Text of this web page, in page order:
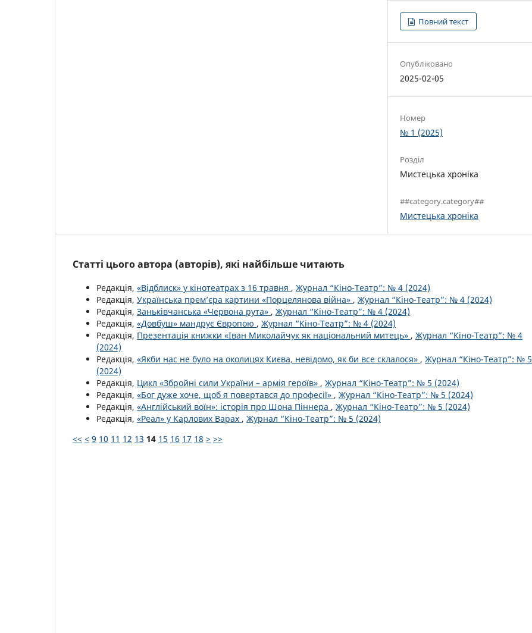
Повний текст
Опубліковано
2025-02-05
Номер
№ 1 (2025)
Розділ
Мистецька хроніка
##category.category##
Мистецька хроніка
Статті цього автора (авторів), які найбільше читають
Редакція, «Відблиск» у кінотеатрах з 16 травня , Журнал “Кіно-Театр”: № 4 (2024)
Редакція, Українська прем’єра картини «Порцелянова війна» , Журнал “Кіно-Театр”: № 4 (2024)
Редакція, Заньківчанська «Червона рута» , Журнал “Кіно-Театр”: № 4 (2024)
Редакція, «Довбуш» мандрує Європою , Журнал “Кіно-Театр”: № 4 (2024)
Редакція, Презентація книжки «Іван Миколайчук як національний митець» , Журнал “Кіно-Театр”: № 4
(2024)
Редакція, «Якби нас не було на околицях Києва, невідомо, як би все склалося» , Журнал “Кіно-Театр”: № 5
(2024)
Редакція, Цикл «Збройні сили України – армія героїв» , Журнал “Кіно-Театр”: № 5 (2024)
Редакція, «Бог дуже хоче, щоб я повертався до професії» , Журнал “Кіно-Театр”: № 5 (2024)
Редакція, «Англійський воїн»: історія про Шона Піннера , Журнал “Кіно-Театр”: № 5 (2024)
Редакція, «Реал» у Карлових Варах , Журнал “Кіно-Театр”: № 5 (2024)
<< < 9 10 11 12 13 14 15 16 17 18 > >>